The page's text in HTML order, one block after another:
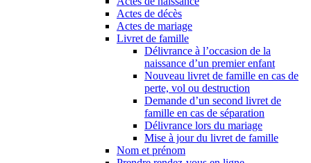
Actes de décès
Actes de mariage
Livret de famille
Délivrance à l’occasion de la
naissance d’un premier enfant
Nouveau livret de famille en cas de
perte, vol ou destruction
Demande d’un second livret de
famille en cas de séparation
Délivrance lors du mariage
Mise à jour du livret de famille
Nom et prénom